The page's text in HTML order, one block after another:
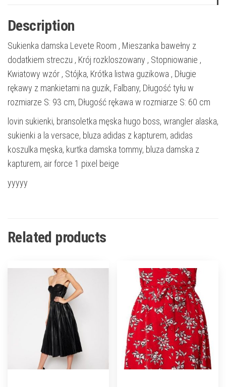
Description
Sukienka damska Levete Room , Mieszanka bawełny z
dodatkiem streczu , Krój rozkloszowany , Stopniowanie ,
Kwiatowy wzór , Stójka, Krótka listwa guzikowa , Długie
rękawy z mankietami na guzik, Falbany, Długość tyłu w
rozmiarze S: 93 cm, Długość rękawa w rozmiarze S: 60 cm
lovin sukienki, bransoletka męska hugo boss, wrangler alaska,
sukienki a la versace, bluza adidas z kapturem, adidas
koszulka męska, kurtka damska tommy, bluza damska z
kapturem, air force 1 pixel beige
yyyyy
Related products